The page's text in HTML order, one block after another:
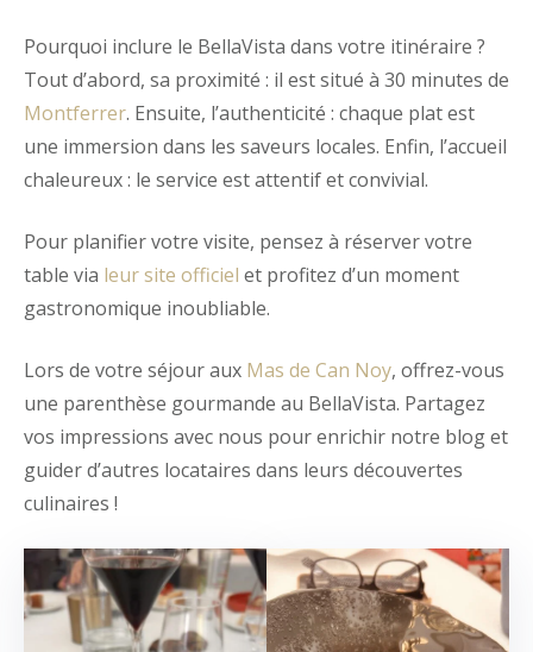
Pourquoi inclure le BellaVista dans votre itinéraire ?
Tout d’abord, sa proximité : il est situé à 30 minutes de
Montferrer. Ensuite, l’authenticité : chaque plat est
une immersion dans les saveurs locales. Enfin, l’accueil
chaleureux : le service est attentif et convivial.
Pour planifier votre visite, pensez à réserver votre
table via leur site officiel et profitez d’un moment
gastronomique inoubliable.
Lors de votre séjour aux Mas de Can Noy, offrez-vous
une parenthèse gourmande au BellaVista. Partagez
vos impressions avec nous pour enrichir notre blog et
guider d’autres locataires dans leurs découvertes
culinaires !